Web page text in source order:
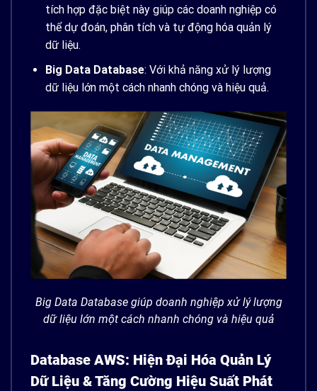
tích hợp đặc biệt này giúp các doanh nghiệp có
thể dự đoán, phân tích và tự động hóa quản lý
dữ liệu.
Big Data Database: Với khả năng xử lý lượng
dữ liệu lớn một cách nhanh chóng và hiệu quả.
Big Data Database giúp doanh nghiệp xử lý lượng
dữ liệu lớn một cách nhanh chóng và hiệu quả
Database AWS: Hiện Đại Hóa Quản Lý
Dữ Liệu & Tăng Cường Hiệu Suất Phát